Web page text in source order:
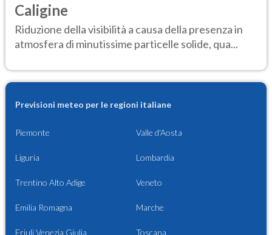
Caligine
Riduzione della visibilità a causa della presenza in
atmosfera di minutissime particelle solide, qua...
Previsioni meteo per le regioni italiane
Piemonte Valle d'Aosta
Liguria Lombardia
Trentino Alto Adige Veneto
Emilia Romagna Marche
Friuli Venezia Giulia Toscana